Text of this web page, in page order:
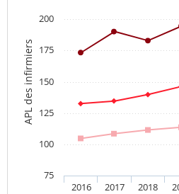
APL des infirmiers
2016 2017 2018
75
100
125
150
175
200